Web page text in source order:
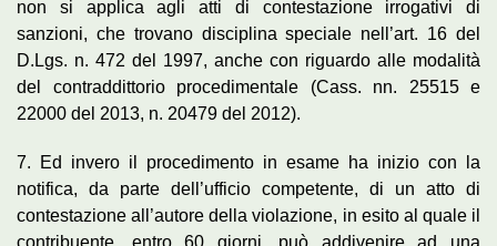
non si applica agli atti di contestazione irrogativi di
sanzioni, che trovano disciplina speciale nell’art. 16 del
D.Lgs. n. 472 del 1997, anche con riguardo alle modalità
del contraddittorio procedimentale (Cass. nn. 25515 e
22000 del 2013, n. 20479 del 2012).
7. Ed invero il procedimento in esame ha inizio con la
notifica, da parte dell’ufficio competente, di un atto di
contestazione all’autore della violazione, in esito al quale il
contribuente, entro 60 giorni, può addivenire ad una